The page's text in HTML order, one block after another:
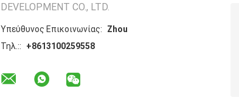
DEVELOPMENT CO., LTD.
Υπεύθυνος Επικοινωνίας:
Zhou
Τηλ.::
+8613100259558